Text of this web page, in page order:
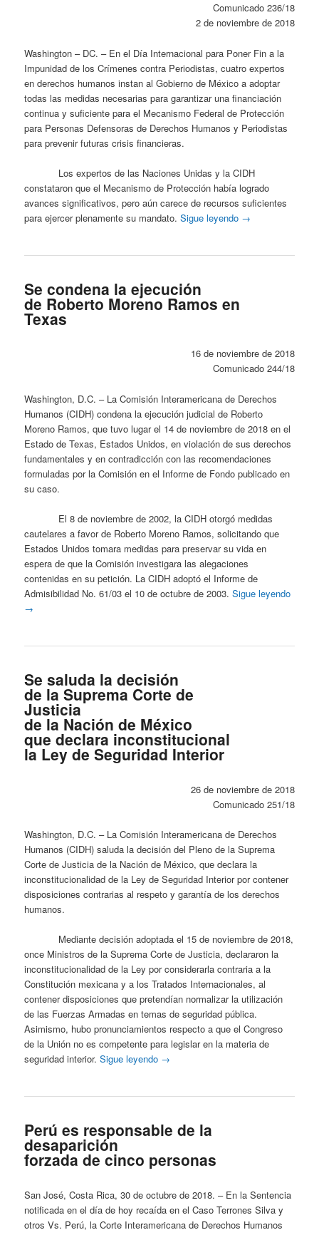
Comunicado 236/18
2 de noviembre de 2018
Washington – DC. – En el Día Internacional para Poner Fin a la
Impunidad de los Crímenes contra Periodistas, cuatro expertos
en derechos humanos instan al Gobierno de México a adoptar
todas las medidas necesarias para garantizar una financiación
continua y suficiente para el Mecanismo Federal de Protección
para Personas Defensoras de Derechos Humanos y Periodistas
para prevenir futuras crisis financieras.
Los expertos de las Naciones Unidas y la CIDH
constataron que el Mecanismo de Protección había logrado
avances significativos, pero aún carece de recursos suficientes
para ejercer plenamente su mandato.Sigue leyendo →
Se condena la ejecución
de Roberto Moreno Ramos en
Texas
16 de noviembre de 2018
Comunicado 244/18
Washington, D.C. – La Comisión Interamericana de Derechos
Humanos (CIDH) condena la ejecución judicial de Roberto
Moreno Ramos, que tuvo lugar el 14 de noviembre de 2018 en el
Estado de Texas, Estados Unidos, en violación de sus derechos
fundamentales y en contradicción con las recomendaciones
formuladas por la Comisión en el Informe de Fondo publicado en
su caso.
El 8 de noviembre de 2002, la CIDH otorgó medidas
cautelares a favor de Roberto Moreno Ramos, solicitando que
Estados Unidos tomara medidas para preservar su vida en
espera de que la Comisión investigara las alegaciones
contenidas en su petición. La CIDH adoptó el Informe de
Admisibilidad No. 61/03 el 10 de octubre de 2003.Sigue leyendo
→
Se saluda la decisión
de la Suprema Corte de
Justicia
de la Nación de México
que declara inconstitucional
la Ley de Seguridad Interior
26 de noviembre de 2018
Comunicado 251/18
Washington, D.C. – La Comisión Interamericana de Derechos
Humanos (CIDH) saluda la decisión del Pleno de la Suprema
Corte de Justicia de la Nación de México, que declara la
inconstitucionalidad de la Ley de Seguridad Interior por contener
disposiciones contrarias al respeto y garantía de los derechos
humanos.
Mediante decisión adoptada el 15 de noviembre de 2018,
once Ministros de la Suprema Corte de Justicia, declararon la
inconstitucionalidad de la Ley por considerarla contraria a la
Constitución mexicana y a los Tratados Internacionales, al
contener disposiciones que pretendían normalizar la utilización
de las Fuerzas Armadas en temas de seguridad pública.
Asimismo, hubo pronunciamientos respecto a que el Congreso
de la Unión no es competente para legislar en la materia de
seguridad interior.Sigue leyendo →
Perú es responsable de la
desaparición
forzada de cinco personas
San José, Costa Rica, 30 de octubre de 2018. – En la Sentencia
notificada en el día de hoy recaída en el Caso Terrones Silva y
otros Vs. Perú, la Corte Interamericana de Derechos Humanos